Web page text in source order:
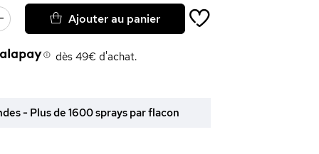
dès 49€ d'achat.
Ajouter au panier
- Plus de 1600 sprays par flacon